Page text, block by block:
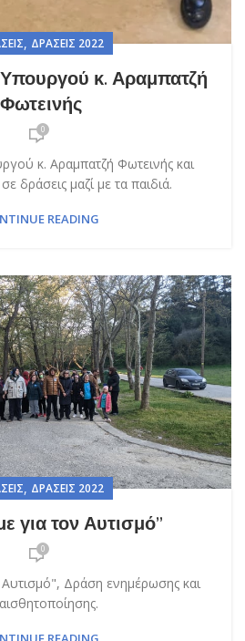
, ΔΡΆΣΕΙΣ 2022
κ. Αραμπατζή
Φωτεινής
0
κ. Αραμπατζή Φωτεινής και
δράσεις μαζί με τα παιδιά.
READING
, ΔΡΆΣΕΙΣ 2022
για τον Αυτισμό”
0
Δράση ενημέρωσης και